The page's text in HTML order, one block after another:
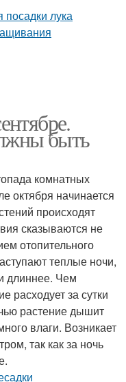
быть
комнатных
октября начинается
происходят
сказываются не
отопительного
теплые ночи,
длиннее. Чем
расходует за сутки
растение дышит
влаги. Возникает
так как за ночь